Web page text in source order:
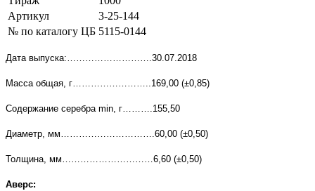
Артикул
3-25-144
№ по каталогу ЦБ 5115-0144
Дата выпуска:……………………….30.07.2018
Масса общая, г……………………..169,00 (±0,85)
Содержание серебра min, г……….155,50
Диаметр, мм………………………….60,00 (±0,50)
Толщина, мм…………………………6,60 (±0,50)
Аверс: